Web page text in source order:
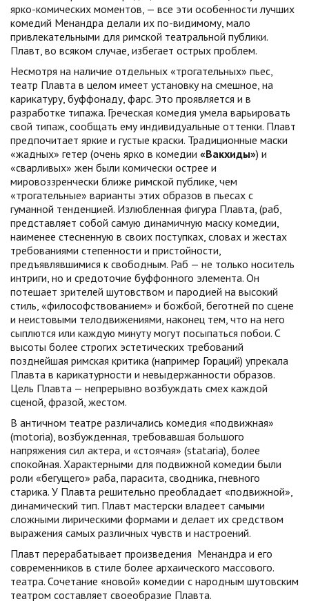
ярко-комических моментов, — все эти особенности лучших
комедий Менандра делали их по-видимому, мало
привлекательными для римской театральной публики.
Плавт, во всяком случае, избегает острых проблем.
Несмотря на наличие отдельных «трогательных» пьес,
театр Плавта в целом имеет установку на смешное, на
карикатуру, буффонаду, фарс. Это проявляется и в
разработке типажа. Греческая комедия умела варьировать
свой типаж, сообщать ему индивидуальные оттенки. Плавт
предпочитает яркие и густые краски. Традиционные маски
«жадных» гетер (очень ярко в комедии «Вакхиды») и
«сварливых» жен были комически острее и
мировоззренчески ближе римской публике, чем
«трогательные» варианты этих образов в пьесах с
гуманной тенденцией. Излюбленная фигура Плавта, (раб,
представляет собой самую динамичную маску комедии,
наименее стесненную в своих поступках, словах и жестах
требованиями степенности и пристойности,
предъявлявшимися к свободным. Раб — не только носитель
интриги, но и средоточие буффонного элемента. Он
потешает зрителей шутовством и пародией на высокий
стиль, «философствованием» и божбой, беготней по сцене
и неистовыми телодвижениями, наконец тем, что на него
сыплются или каждую минуту могут посыпаться побои. С
высоты более строгих эстетических требований
позднейшая римская критика (например Гораций) упрекала
Плавта в карикатурности и невыдержанности образов.
Цель Плавта — непрерывно возбуждать смех каждой
сценой, фразой, жестом.
В античном театре различались комедия «подвижная»
(motoria), возбужденная, требовавшая большого
напряжения сил актера, и «стоячая» (stataria), более
спокойная. Характерными для подвижной комедии были
роли «бегущего» раба, парасита, сводника, гневного
старика. У Плавта решительно преобладает «подвижной»,
динамический тип. Плавт мастерски владеет самыми
сложными лирическими формами и делает их средством
выражения самых различных чувств и настроений.
Плавт перерабатывает произведения Менандра и его
современников в стиле более архаического массового.
театра. Сочетание «новой» комедии с народным шутовским
театром составляет своеобразие Плавта.